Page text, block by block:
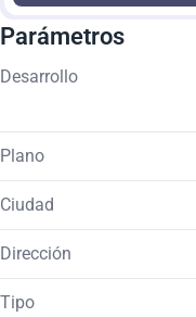
Parámetros
Desarrollo
Plano
Ciudad
Dirección
Tipo